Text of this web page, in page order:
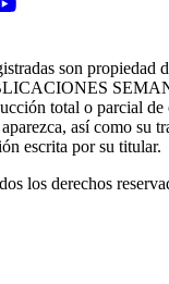
windowwindow
new
window
son propiedad
total o parcial de
así como su
escrita por su titular.
los derechos